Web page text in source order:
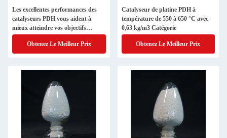
Les excellentes performances des
catalyseurs PDH vous aident à
mieux atteindre vos objectifs
industriels.
Obtenez Le Meilleur Prix
Catalyseur de platine PDH à
température de 550 à 650 °C avec
0,63 kg/m3 Catégorie
Obtenez Le Meilleur Prix